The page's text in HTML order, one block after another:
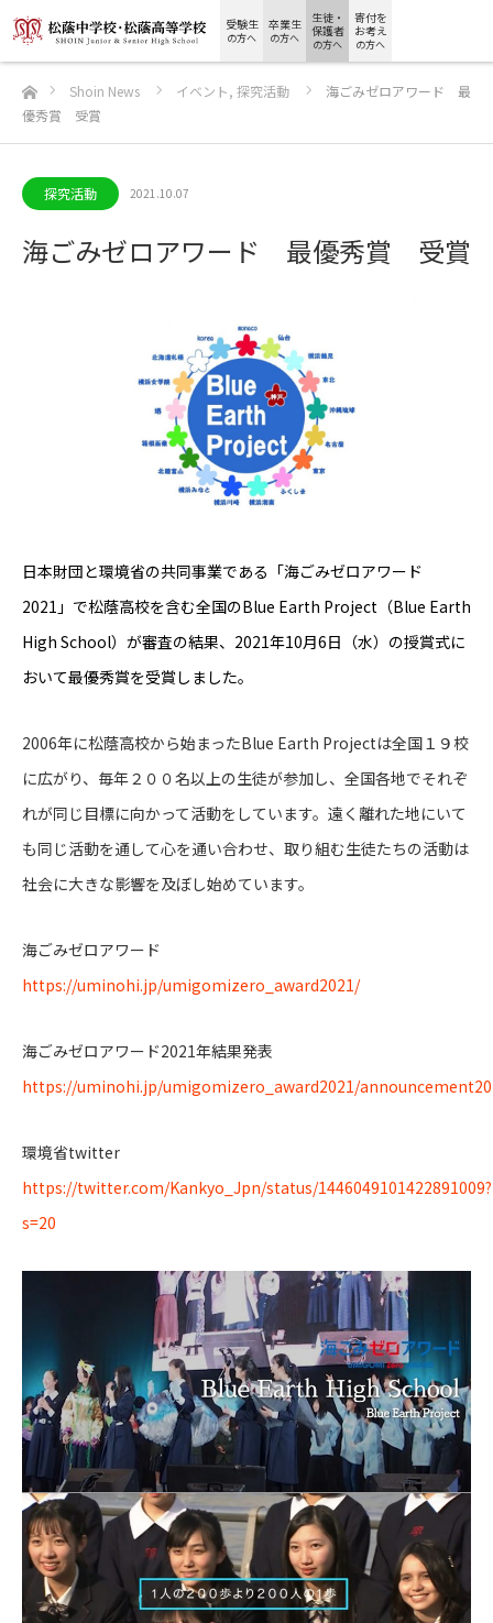
受験生
の方へ
卒業生
の方へ
生徒・
保護者
の方へ
寄付を
お考え
の方へ
ホームShoin News イベント, 探究活動
海ごみゼロアワード 最
優秀賞 受賞
探究活動 2021.10.07
海ごみゼロアワード 最優秀賞 受賞
日本財団と環境省の共同事業である「海ごみゼロアワード
2021」で松蔭高校を含む全国のBlue Earth Project（Blue Earth
High School）が審査の結果、2021年10月6日（水）の授賞式に
おいて最優秀賞を受賞しました。
2006年に松蔭高校から始まったBlue Earth Projectは全国１９校
に広がり、毎年２００名以上の生徒が参加し、全国各地でそれぞ
れが同じ目標に向かって活動をしています。遠く離れた地にいて
も同じ活動を通して心を通い合わせ、取り組む生徒たちの活動は
社会に大きな影響を及ぼし始めています。
海ごみゼロアワード
https://uminohi.jp/umigomizero_award2021/
海ごみゼロアワード2021年結果発表
https://uminohi.jp/umigomizero_award2021/
環境省twitter
https://twitter.com/Kankyo_Jpn/status/1446049101422891009?
s=20